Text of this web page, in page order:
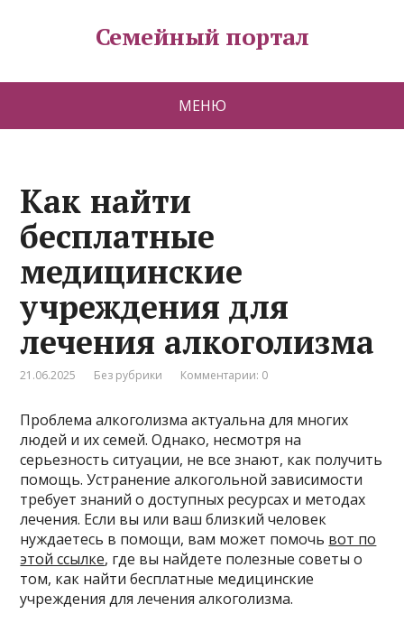
Семейный портал
МЕНЮ
Как найти
бесплатные
медицинские
учреждения для
лечения алкоголизма
21.06.2025 Без рубрики Комментарии: 0
Проблема алкоголизма актуальна для многих
людей и их семей. Однако, несмотря на
серьезность ситуации, не все знают, как получить
помощь. Устранение алкогольной зависимости
требует знаний о доступных ресурсах и методах
лечения. Если вы или ваш близкий человек
нуждаетесь в помощи, вам может помочь вот по
этой ссылке, где вы найдете полезные советы о
том, как найти бесплатные медицинские
учреждения для лечения алкоголизма.